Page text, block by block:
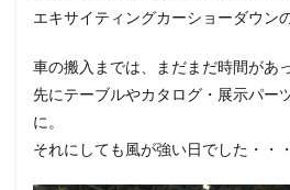
エキサイティングカーショーダウン
車の搬入までは、まだまだ時間があ
先にテーブルやカタログ・展示パー
に。
それにしても風が強い日でした・・・